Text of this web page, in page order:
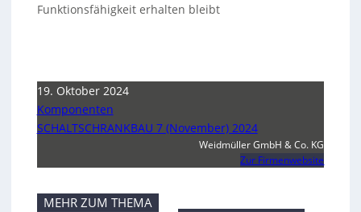
Funktionsfähigkeit erhalten bleibt
19. Oktober 2024
Komponenten
SCHALTSCHRANKBAU 7 (November) 2024
Weidmüller GmbH & Co. KG
Zur Firmenwebsite
MEHR ZUM THEMA